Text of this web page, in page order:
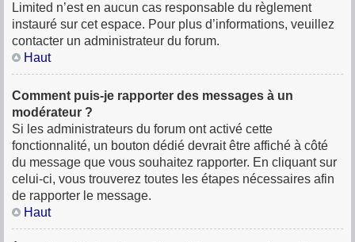
Limited n’est en aucun cas responsable du règlement
instauré sur cet espace. Pour plus d’informations, veuillez
contacter un administrateur du forum.
Haut
Comment puis-je rapporter des messages à un
modérateur ?
Si les administrateurs du forum ont activé cette
fonctionnalité, un bouton dédié devrait être affiché à côté
du message que vous souhaitez rapporter. En cliquant sur
celui-ci, vous trouverez toutes les étapes nécessaires afin
de rapporter le message.
Haut